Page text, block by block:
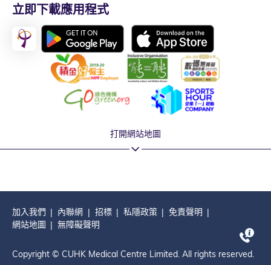
立即下載應用程式
打開網站地圖
加入我們 內聯網 招標 私隱政策
免責聲明
網站地圖
無障礙聲明
Copyright © CUHK Medical Centre Limited. All rights reserved.